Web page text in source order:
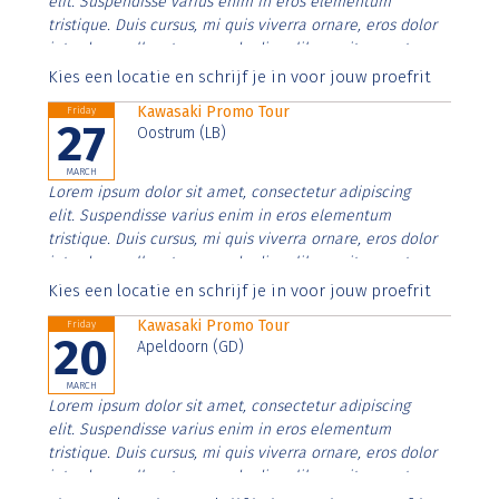
tristique. Duis cursus, mi quis viverra ornare, eros dolor
interdum nulla, ut commodo diam libero vitae erat.
Aenean faucibus nibh et justo cursus id rutrum lorem
Kies een locatie en schrijf je in voor jouw proefrit
Friday
27
MARCH
Kawasaki Promo Tour
Oostrum (LB)
Lorem ipsum dolor sit amet, consectetur adipiscing
elit. Suspendisse varius enim in eros elementum
tristique. Duis cursus, mi quis viverra ornare, eros dolor
interdum nulla, ut commodo diam libero vitae erat.
Aenean faucibus nibh et justo cursus id rutrum lorem
Kies een locatie en schrijf je in voor jouw proefrit
Friday
20
MARCH
Kawasaki Promo Tour
Apeldoorn (GD)
Lorem ipsum dolor sit amet, consectetur adipiscing
elit. Suspendisse varius enim in eros elementum
tristique. Duis cursus, mi quis viverra ornare, eros dolor
interdum nulla, ut commodo diam libero vitae erat.